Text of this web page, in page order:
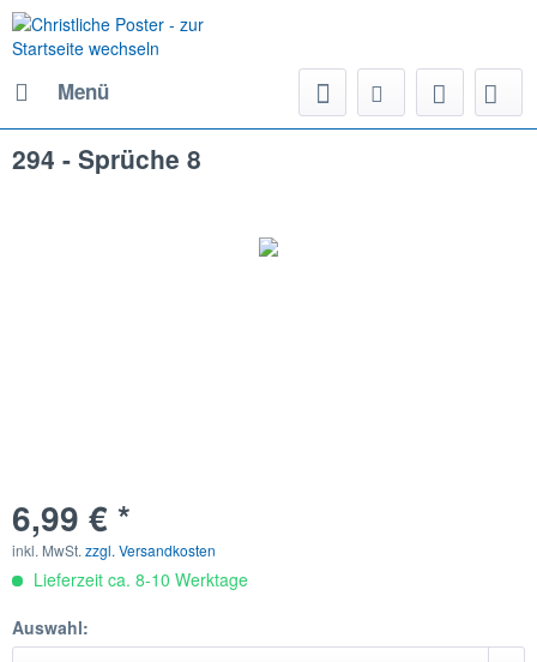
Menü
294 - Sprüche 8
6,99 € *
inkl. MwSt.zzgl. Versandkosten
Lieferzeit ca. 8-10 Werktage
Auswahl: